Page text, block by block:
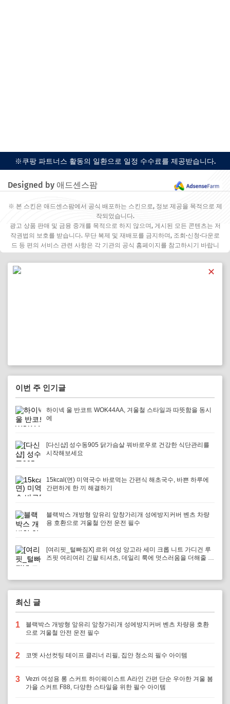
※쿠팡 파트너스 활동의 일환으로 일정 수수료를 제공받습니다.
Designed by 애드센스팜
※ 본 스킨은 애드센스팜에서 공식 배포하는 스킨으로, 정보 제공을 목적으로 제
작되었습니다.
광고 상품 판매 및 금융 중개를 목적으로 하지 않으며, 게시된 모든 콘텐츠는 저
작권법의 보호를 받습니다. 무단 복제 및 재배포를 금지하며, 조회·신청·다운로
드 등 편의 서비스 관련 사항은 각 기관의 공식 홈페이지를 참고하시기 바랍니
✕
이번 주 인기글
하이넥 울 반코트 WOK44AA, 겨울철 스타일과 따뜻함을 동시
에
[다신샵] 성수동905 닭가슴살 꿔바로우로 건강한 식단관리를
시작해보세요
15kcal(면) 미역국수 바로먹는 간편식 해초국수, 바쁜 하루에
간편하게 한 끼 해결하기
블랙박스 개방형 앞유리 앞창가리개 성에방지커버 벤츠 차량
용 호환으로 겨울철 안전 운전 필수
[여리핏_털빠짐X] 르위 여성 앙고라 세미 크롭 니트 가디건 루
즈핏 여리여리 긴팔 티셔츠, 데일리 룩에 멋스러움을 더해줄 아
최신 글
1
블랙박스 개방형 앞유리 앞창가리개 성에방지커버 벤츠 차량용 호환
으로 겨울철 안전 운전 필수
2 코멧 사선컷팅 테이프 클리너 리필, 집안 청소의 필수 아이템
3
Vezri 여성용 롱 스커트 하이웨이스트 A라인 간편 단순 우아한 겨울 봄
가을 스커트 F88, 다양한 스타일을 위한 필수 아이템